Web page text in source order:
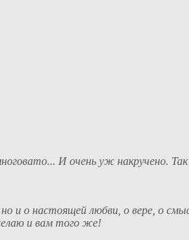
И очень уж накручено.
и о настоящей любви, о вере, о
и вам того же!